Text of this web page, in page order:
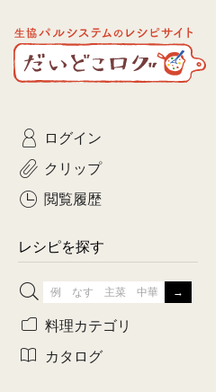
生協パルシステムのレシピ
サイト
だいどこログ
ログイン
クリップ
閲覧履歴
レシピを探す
料理カテゴリ
カタログ